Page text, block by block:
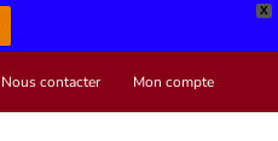
X
Nous contacter Mon compte